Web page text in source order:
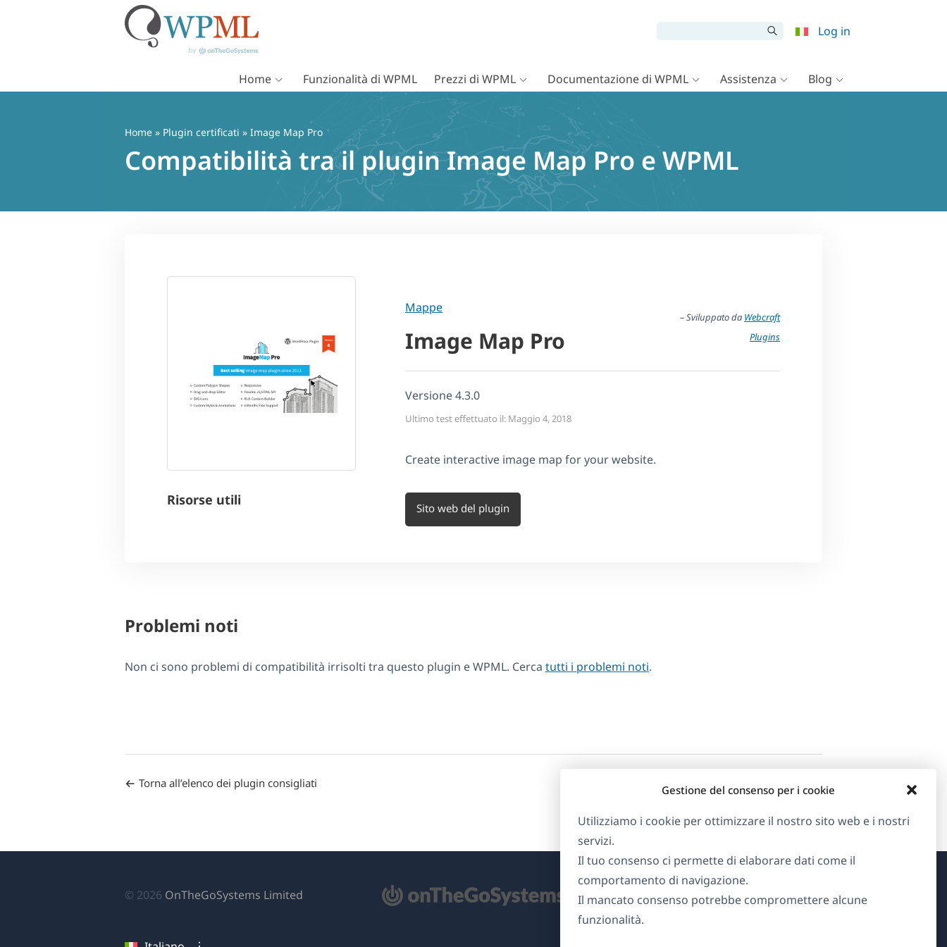
Gestione del consenso per i cookie
Utilizziamo i cookie per ottimizzare il nostro sito web e i nostri
servizi.
Il tuo consenso ci permette di elaborare dati come il
comportamento di navigazione.
Il mancato consenso potrebbe compromettere alcune
funzionalità.
Log in
Home Funzionalità di WPML Prezzi di WPML Documentazione di WPML Assistenza Blog
Home » Plugin certificati » Image Map Pro
Compatibilità tra il plugin Image Map Pro e WPML
Risorse utili
Mappe
Image Map Pro
– Sviluppato da Webcraft
Plugins
Versione 4.3.0
Ultimo test effettuato il: Maggio 4, 2018
Create interactive image map for your website.
Sito web del plugin
Problemi noti
Non ci sono problemi di compatibilità irrisolti tra questo plugin e WPML. Cerca tutti i problemi noti.
Torna all’elenco dei plugin consigliati
© 2026 OnTheGoSystems Limited
Informazioni su WPML